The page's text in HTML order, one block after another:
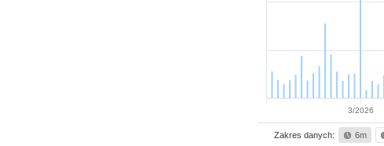
3/2026
Zakres danych: 6m